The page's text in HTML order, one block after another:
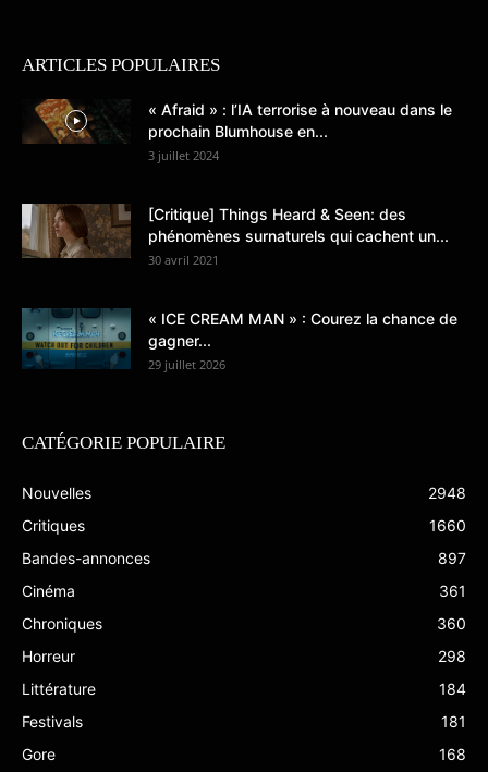
ARTICLES POPULAIRES
« Afraid » : l’IA terrorise à nouveau dans le
prochain Blumhouse en...
3 juillet 2024
[Critique] Things Heard & Seen: des
phénomènes surnaturels qui cachent un...
30 avril 2021
« ICE CREAM MAN » : Courez la chance de
gagner...
29 juillet 2026
CATÉGORIE POPULAIRE
Nouvelles
2948
Critiques
1660
Bandes-annonces
897
Cinéma
361
Chroniques
360
Horreur
298
Littérature
184
Festivals
181
Gore
168